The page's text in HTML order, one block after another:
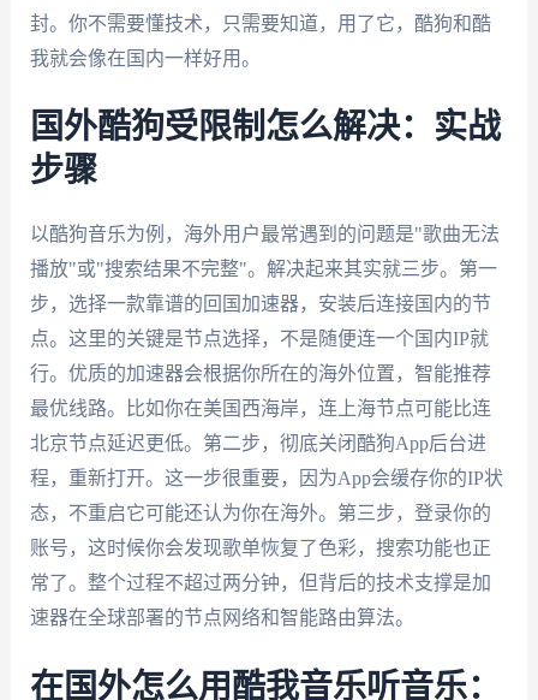
封。你不需要懂技术，只需要知道，用了它，酷狗和酷
我就会像在国内一样好用。
国外酷狗受限制怎么解决：实战
步骤
以酷狗音乐为例，海外用户最常遇到的问题是"歌曲无法
播放"或"搜索结果不完整"。解决起来其实就三步。第一
步，选择一款靠谱的回国加速器，安装后连接国内的节
点。这里的关键是节点选择，不是随便连一个国内IP就
行。优质的加速器会根据你所在的海外位置，智能推荐
最优线路。比如你在美国西海岸，连上海节点可能比连
北京节点延迟更低。第二步，彻底关闭酷狗App后台进
程，重新打开。这一步很重要，因为App会缓存你的IP状
态，不重启它可能还认为你在海外。第三步，登录你的
账号，这时候你会发现歌单恢复了色彩，搜索功能也正
常了。整个过程不超过两分钟，但背后的技术支撑是加
速器在全球部署的节点网络和智能路由算法。
在国外怎么用酷我音乐听音乐：